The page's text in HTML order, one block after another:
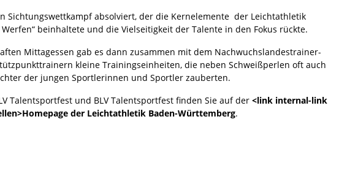
Sichtungswettkampf absolviert, der die Kernelemente der Leichtathletik
beinhaltete und die Vielseitigkeit der Talente in den Fokus rückte.
Mittagessen gab es dann zusammen mit dem Nachwuchslandestrainer-
kleine Trainingseinheiten, die neben Schweißperlen oft auch
der jungen Sportlerinnen und Sportler zauberten.
Talentsportfest und BLV Talentsportfest finden Sie auf der <link internal-link
der Leichtathletik Baden-Württemberg.